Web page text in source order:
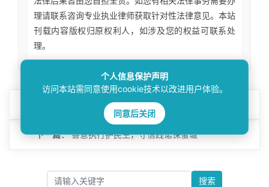
理请联系咨询专业执业律师获取针对性法律意见。本站
刊载内容版权归原权利人，如涉及您的权益可联系处
理。
执行悬赏出实效， “小标的”承载“大民生”
下一篇： 善意执行护民生，守信践诺保蟹塘
搜索
个人信息保护声明
访问本站需同意使用cookie技术以改进用户体验。
同意后关闭